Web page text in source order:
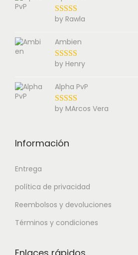
by Rawla
Ambien
by Henry
Alpha PvP
by MArcos Vera
Información
Entrega
política de privacidad
Reembolsos y devoluciones
Términos y condiciones